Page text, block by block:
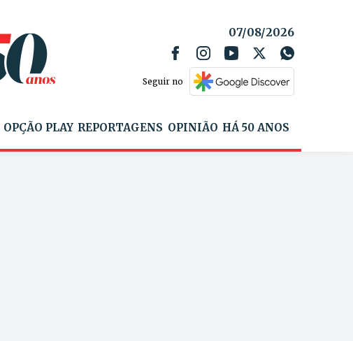
07/08/2026
Seguir no
OPÇÃO PLAY REPORTAGENS OPINIÃO HÁ 50 ANOS